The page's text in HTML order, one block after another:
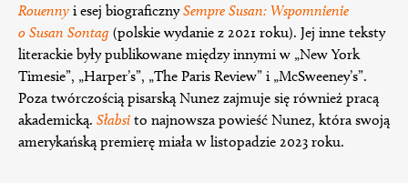
Rouenny i esej biograficznySempre Susan: Wspomnienie
o Susan Sontag (polskie wydanie z 2021 roku). Jej inne teksty
literackie były publikowane między innymi w „New York
Timesie”, „Harper’s”, „The Paris Review” i „McSweeney’s”.
Poza twórczością pisarską Nunez zajmuje się również pracą
akademicką. Słabsi to najnowsza powieść Nunez, która swoją
amerykańską premierę miała w listopadzie 2023 roku.